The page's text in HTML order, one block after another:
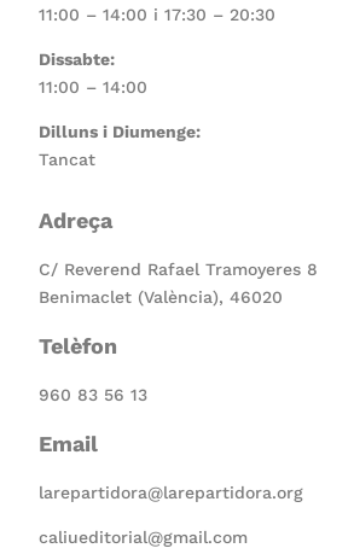
11:00 – 14:00 i 17:30 – 20:30
Dissabte:
11:00 – 14:00
Dilluns i Diumenge:
Tancat
Adreça
C/ Reverend Rafael Tramoyeres 8
Benimaclet (València), 46020
Telèfon
960 83 56 13
Email
larepartidora@larepartidora.org
caliueditorial@gmail.com